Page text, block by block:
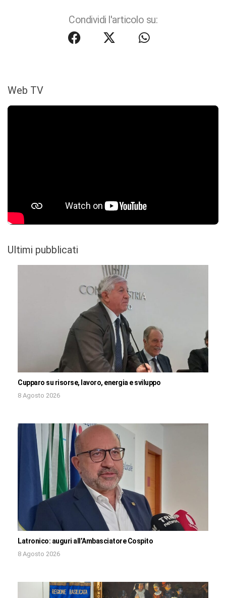
Condividi l'articolo su:
Web TV
Ultimi pubblicati
Cupparo su risorse, lavoro, energia e sviluppo
8 Agosto 2026
Latronico: auguri all’Ambasciatore Cospito
8 Agosto 2026